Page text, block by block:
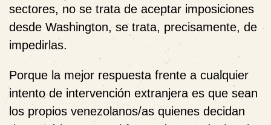
sectores, no se trata de aceptar imposiciones
desde Washington, se trata, precisamente, de
impedirlas.
Porque la mejor respuesta frente a cualquier
intento de intervención extranjera es que sean
los propios venezolanos/as quienes decidan